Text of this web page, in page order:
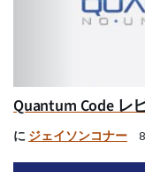
Quantum Code レ
に ジェイソンコナー